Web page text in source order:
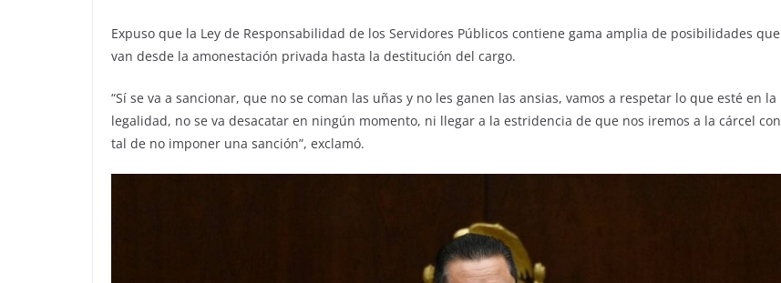
Expuso que la Ley de Responsabilidad de los Servidores Públicos contiene gama amplia de posibilidades que
van desde la amonestación privada hasta la destitución del cargo.
“Sí se va a sancionar, que no se coman las uñas y no les ganen las ansias, vamos a respetar lo que esté en la
legalidad, no se va desacatar en ningún momento, ni llegar a la estridencia de que nos iremos a la cárcel con
tal de no imponer una sanción”, exclamó.